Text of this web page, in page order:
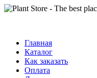
Главная
Каталог
Как заказать
Оплата